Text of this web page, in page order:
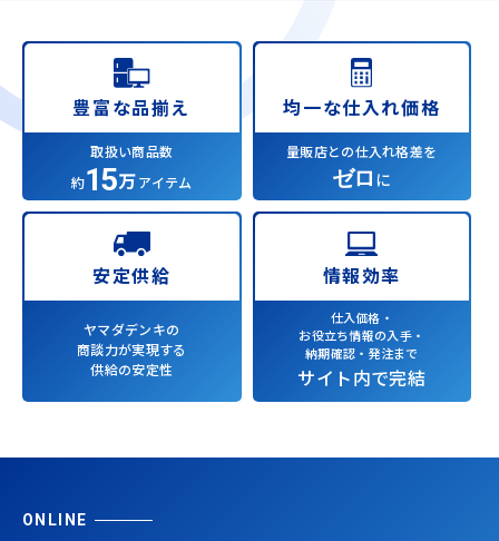
豊富な品揃え
取扱い商品数
約15万アイテム
均一な仕入れ価格
量販店との仕入れ格差を
ゼロ に
安定供給
ヤマダデンキの
商談力が実現する
供給の安定性
情報効率
仕入価格・
お役立ち情報の入手・
納期確認・発注まで
サイト内で完結
ONLINE